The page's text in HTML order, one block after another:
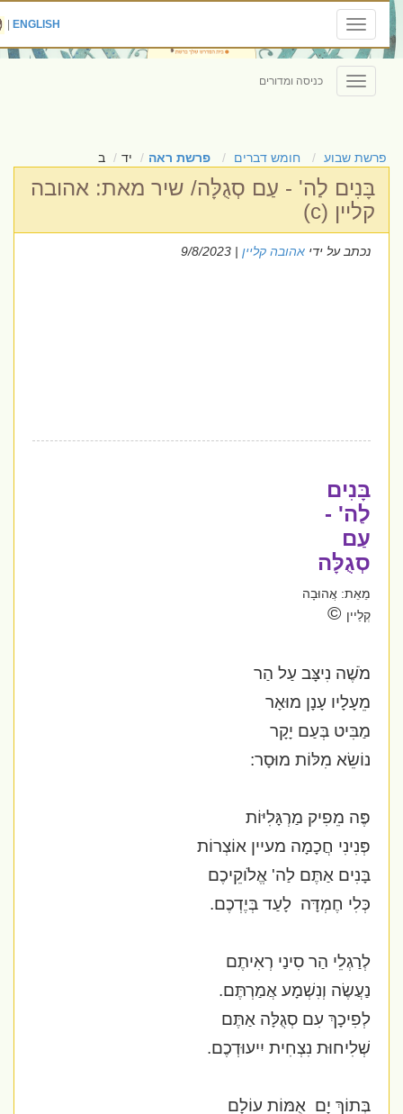
Toggle
navigation
ENGLISH
|
Toggle
navigation
כניסה ומדורים
פרשת שבוע חומש דברים פרשת ראה יד ב
בָּנִים לַה' - עַם סְגֻלָּה/ שיר מאת: אהובה
קליין (c)
נכתב על ידיאהובה קליין| 9/8/2023
בָּנִים
לַה' -
עַם
סְגֻלָּה
מֵאֵת: אֲהוּבָה
קְלַיין©
מֹשֶׁה נִיצָּב עַל הַר
מֵעָלָיו עָנָן מוּאָר
מַבִּיט בְּעַם יָקָר
נוֹשֵׂא מִלּוֹת מוּסָר:
פֶּה מֵפִיק מַרְגָּלִיּוֹת
פְּנִינִי חֲכָמָה מעיין אוֹצְרוֹת
בָּנִים אַתֶּם לַה' אֱלֹוקֵיכֶם
כְּלִי חֶמְדָּה לָעַד בְּיֶדְכֶם.
לְרַגְלֵי הַר סִינַי רְאִיתֶם
נַעֲשֶׂה וְנִשְׁמָע אֲמַרְתֶּם.
לְפִיכָךְ עִם סְגֻלָּה אַתֶּם
שְׁלִיחוּת נִצְחִית יִיעוּדְכֶם.
בְּתוֹךְ יָם אֻמּוֹת עוֹלָם